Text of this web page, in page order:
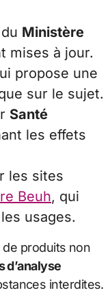
Ministère
mises à jour.
propose une
sur le sujet.
Santé
les effets
les sites
Beuh, qui
usages.
de produits non
interdites.